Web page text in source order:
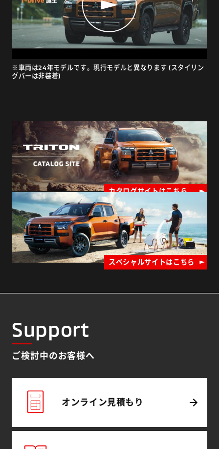
※車両は24年モデルです。現行モデルと異なります (スタイリン
グバーは非装着)
カタログサイトはこちら
スペシャルサイトはこちら
Support
ご検討中のお客様へ
オンライン 見積もり